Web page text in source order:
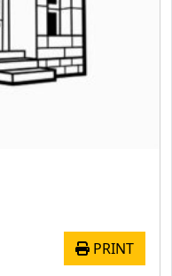
PRINT